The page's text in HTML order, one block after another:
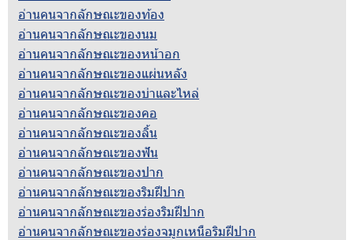
อ่านคนจากลักษณะของท้อง
อ่านคนจากลักษณะของนม
อ่านคนจากลักษณะของหน้าอก
อ่านคนจากลักษณะของแผ่นหลัง
อ่านคนจากลักษณะของบ่าและไหล่
อ่านคนจากลักษณะของคอ
อ่านคนจากลักษณะของลิ้น
อ่านคนจากลักษณะของฟัน
อ่านคนจากลักษณะของปาก
อ่านคนจากลักษณะของริมฝีปาก
อ่านคนจากลักษณะของร่องริมฝีปาก
อ่านคนจากลักษณะของร่องจมูกเหนือริมฝีปาก